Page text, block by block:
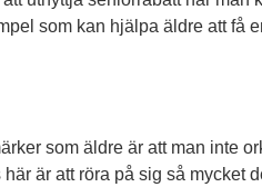
som kan hjälpa äldre att få
som äldre är att man inte
här är att röra på sig så mycket